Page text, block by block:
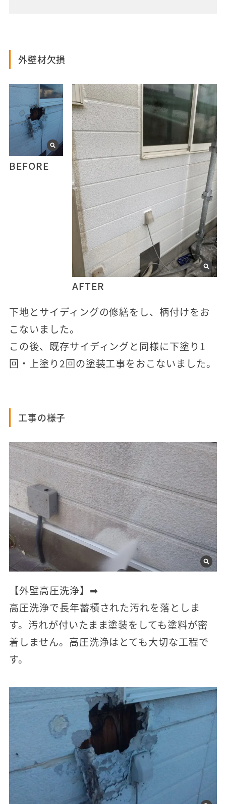
外壁材欠損
BEFORE
AFTER
下地とサイディングの修繕をし、柄付けをお
こないました。
この後、既存サイディングと同様に下塗り1
回・上塗り2回の塗装工事をおこないました。
工事の様子
【外壁高圧洗浄】➡
高圧洗浄で長年蓄積された汚れを落としま
す。汚れが付いたまま塗装をしても塗料が密
着しません。高圧洗浄はとても大切な工程で
す。